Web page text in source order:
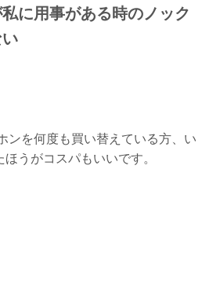
に用事がある時のノック
ンを何度も買い替えている方、い
うがコスパもいいです。